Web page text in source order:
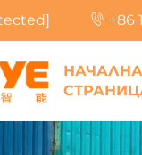
+86
НАЧАЛНА